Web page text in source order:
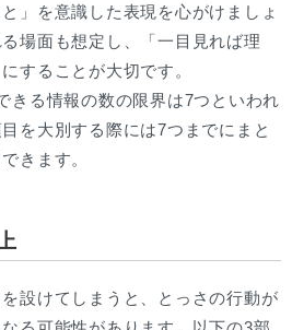
」を意識した表現を心がけましょ
場面も想定し、「一目見れば理
することが大切です。
きる情報の数の限界は7つといわれ
を大別する際には7つまでにまと
きます。
設けてしまうと、とっさの行動が